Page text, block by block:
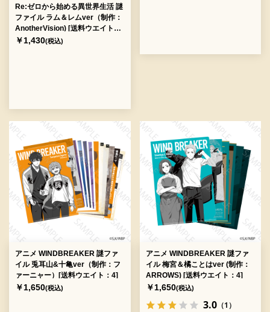
Re:ゼロから始める異世界生活 謎
ファイル ラム＆レムver（制作：
AnotherVision) [送料ウエイト：
2]
￥1,430(税込)
アニメ WINDBREAKER 謎ファ
イル 兎耳山&十亀ver（制作：フ
ァーニャー）[送料ウエイト：4]
￥1,650(税込)
アニメ WINDBREAKER 謎ファ
イル 梅宮＆橘ことはver (制作：
ARROWS) [送料ウエイト：4]
￥1,650(税込)
3.0（1）